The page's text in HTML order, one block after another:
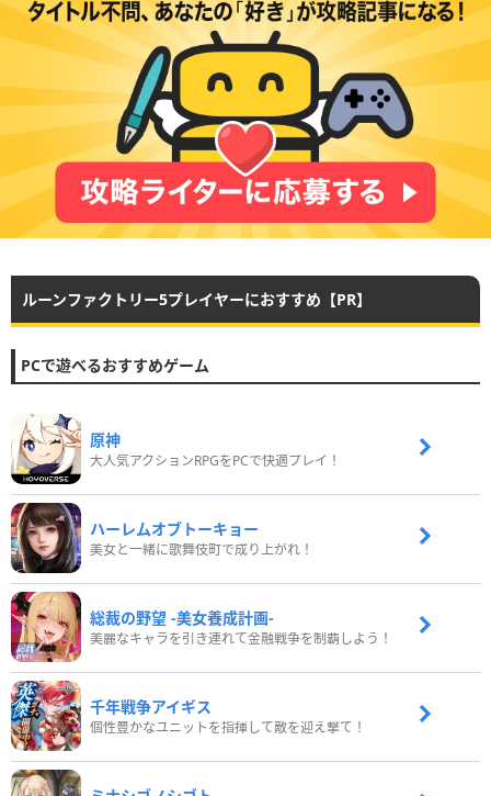
ルーンファクトリー5プレイヤーにおすすめ【PR】
PCで遊べるおすすめゲーム
原神
大人気アクションRPGをPCで快適プレイ！
ハーレムオブトーキョー
美女と一緒に歌舞伎町で成り上がれ！
総裁の野望 -美女養成計画-
美麗なキャラを引き連れて金融戦争を制覇しよう！
千年戦争アイギス
個性豊かなユニットを指揮して敵を迎え撃て！